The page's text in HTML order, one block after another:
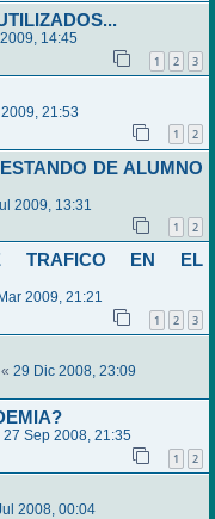
14:45
1 2 3
21:53
1 2
DE ALUMNO
2009, 13:31
1 2
TRAFICO EN EL
2009, 21:21
1 2 3
« 29 Dic 2008, 23:09
27 Sep 2008, 21:35
1 2
2008, 00:04